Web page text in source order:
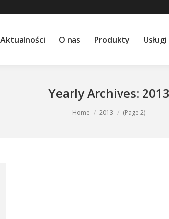
Aktualności O nas Produkty Usługi
Yearly Archives: 2013
Home 2013 (Page 2)